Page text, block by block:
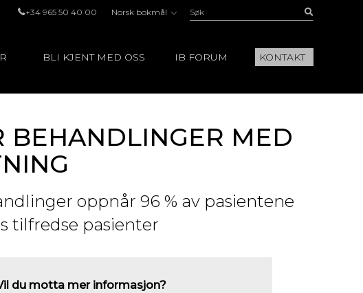
+34 965 50 40 00 Norsk bokmål Søk:
BLI KJENT MED OSS IB FORUM KONTAKT
BEHANDLINGER MED
oppnår 96 % av pasientene
tilfredse pasienter
du motta mer informasjon?